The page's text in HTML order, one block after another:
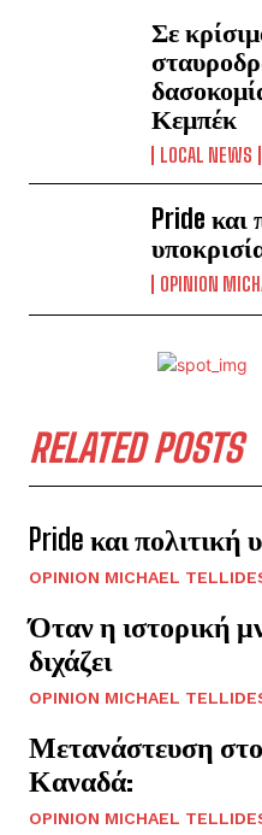
Σε
Κεμπέκ
LOCAL NEWS
Pride και
OPINION
RELATED POSTS
Pride και πολιτική
OPINION MICHAEL
Όταν η ιστορική
διχάζει
OPINION MICHAEL
Μετανάστευση
Καναδά:
OPINION MICHAEL